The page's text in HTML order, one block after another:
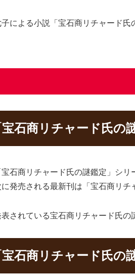
による小説「宝石商リチャード氏
宝石商リチャード氏
石商リチャード氏の謎鑑定」シ
発売される最新刊は「宝石商リチ
されている宝石商リチャード氏の
宝石商リチャード氏